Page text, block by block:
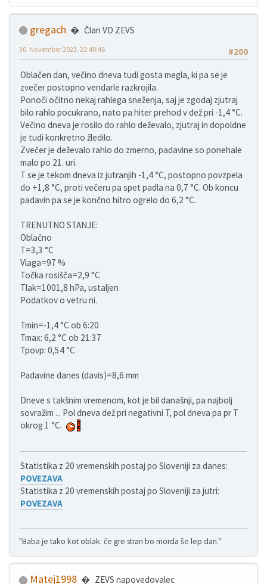
gregach
Član VD ZEVS
#200
30. November 2023, 23:40:46
Oblačen dan, večino dneva tudi gosta megla, ki pa se je
zvečer postopno vendarle razkrojila.
Ponoči očitno nekaj rahlega sneženja, saj je zgodaj zjutraj
bilo rahlo pocukrano, nato pa hiter prehod v dež pri -1,4 °C.
Večino dneva je rosilo do rahlo deževalo, zjutraj in dopoldne
je tudi konkretno žledilo.
Zvečer je deževalo rahlo do zmerno, padavine so ponehale
malo po 21. uri.
T se je tekom dneva iz jutranjih -1,4 °C, postopno povzpela
do +1,8 °C, proti večeru pa spet padla na 0,7 °C. Ob koncu
padavin pa se je končno hitro ogrelo do 6,2 °C.
TRENUTNO STANJE:
Oblačno
T=3,3 °C
Vlaga=97 %
Točka rosišča=2,9 °C
Tlak=1001,8 hPa, ustaljen
Podatkov o vetru ni.
Tmin=-1,4 °C ob 6:20
Tmax: 6,2 °C ob 21:37
Tpovp: 0,54 °C
Padavine danes (davis)=8,6 mm
Dneve s takšnim vremenom, kot je bil današnji, pa najbolj
sovražim ... Pol dneva dež pri negativni T, pol dneva pa pr T
okrog 1 °C.
Statistika z 20 vremenskih postaj po Sloveniji za danes:
POVEZAVA
Statistika z 20 vremenskih postaj po Sloveniji za jutri:
POVEZAVA
"Baba je tako kot oblak: če gre stran bo morda še lep dan."
Matej1998
ZEVS napovedovalec